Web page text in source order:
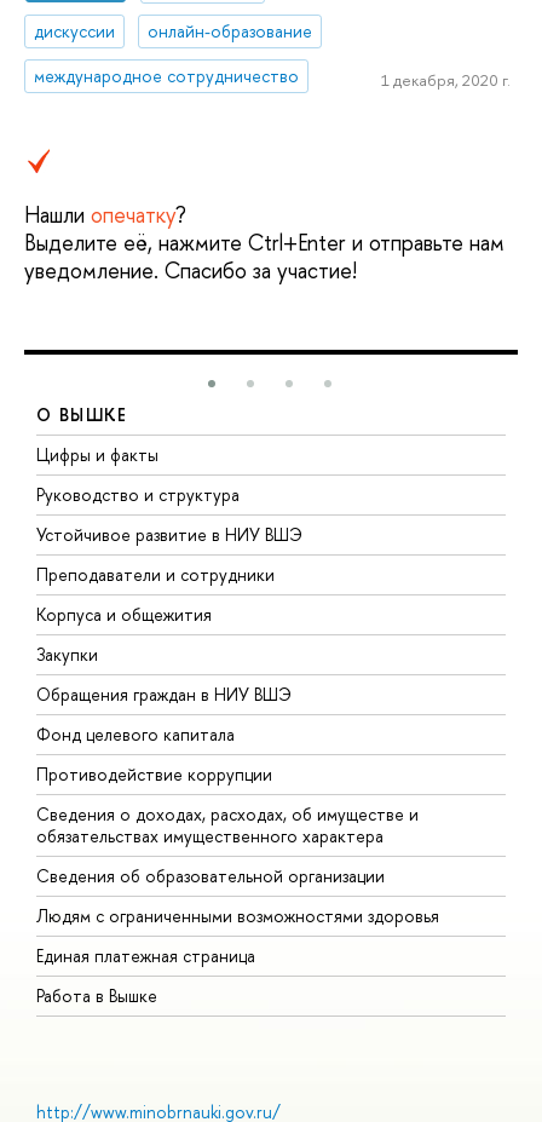
дискуссии
онлайн-образование
международное сотрудничество
1 декабря, 2020 г.
Нашли опечатку?
Выделите её, нажмите Ctrl+Enter и отправьте нам
уведомление. Спасибо за участие!
О ВЫШКЕ
Цифры и факты
Руководство и структура
Устойчивое развитие в НИУ ВШЭ
Преподаватели и сотрудники
Корпуса и общежития
Закупки
Обращения граждан в НИУ ВШЭ
Фонд целевого капитала
Противодействие коррупции
Сведения о доходах, расходах, об имуществе и
обязательствах имущественного характера
Сведения об образовательной организации
Людям с ограниченными возможностями здоровья
Единая платежная страница
Работа в Вышке
http://www.minobrnauki.gov.ru/